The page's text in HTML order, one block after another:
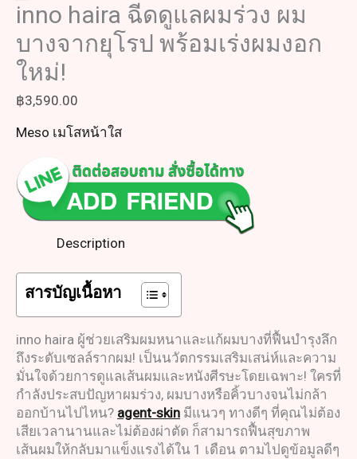
inno haira ฉีดดูแลผมร่วง ผม
บางจากยุโรป พร้อมเร่งผมงอก
ใหม่!
฿3,590.00
Meso เมโสหน้าใส
Description
สารบัญเนื้อหา
inno haira ผู้ช่วยเสริมผมหนาและแก้ผมบางที่ฟื้นบำรุงลึก
ถึงระดับเซลล์รากผม! เป็นนวัตกรรมเสริมเสน่ห์และความ
มั่นใจด้วยการดูแลเส้นผมและหนังศีรษะโดยเฉพาะ! ใครที่
กำลังประสบปัญหาผมร่วง, ผมบางหรือคิ้วบางจนไม่กล้า
ออกบ้านไปไหน? agent-skin มีแนวๆ ทางดีๆ ที่คุณไม่ต้อง
เสียเวลานานและไม่ต้องผ่าตัด ก็สามารถฟื้นสุขภาพ
เส้นผมให้กลับมาแข็งแรงได้ใน 1 เดือน ตามไปดูข้อมูลดีๆ